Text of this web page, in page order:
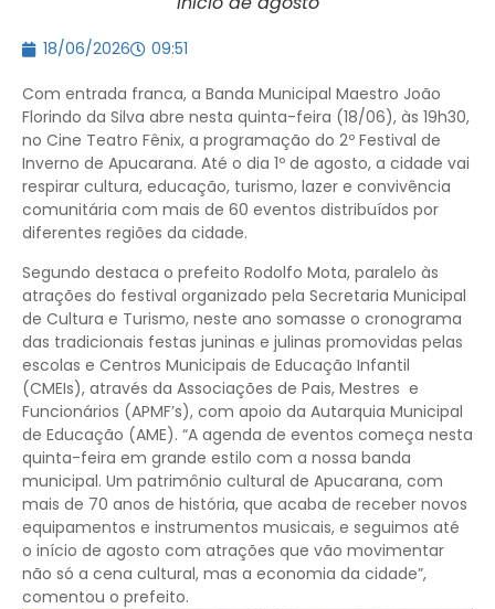
18/06/2026 09:51
Com entrada franca, a Banda Municipal Maestro João
Florindo da Silva abre nesta quinta-feira (18/06), às 19h30,
no Cine Teatro Fênix, a programação do 2º Festival de
Inverno de Apucarana. Até o dia 1º de agosto, a cidade vai
respirar cultura, educação, turismo, lazer e convivência
comunitária com mais de 60 eventos distribuídos por
diferentes regiões da cidade.
Segundo destaca o prefeito Rodolfo Mota, paralelo às
atrações do festival organizado pela Secretaria Municipal
de Cultura e Turismo, neste ano somasse o cronograma
das tradicionais festas juninas e julinas promovidas pelas
escolas e Centros Municipais de Educação Infantil
(CMEIs), através da Associações de Pais, Mestres e
Funcionários (APMF’s), com apoio da Autarquia Municipal
de Educação (AME). “A agenda de eventos começa nesta
quinta-feira em grande estilo com a nossa banda
municipal. Um patrimônio cultural de Apucarana, com
mais de 70 anos de história, que acaba de receber novos
equipamentos e instrumentos musicais, e seguimos até
o início de agosto com atrações que vão movimentar
não só a cena cultural, mas a economia da cidade”,
comentou o prefeito.